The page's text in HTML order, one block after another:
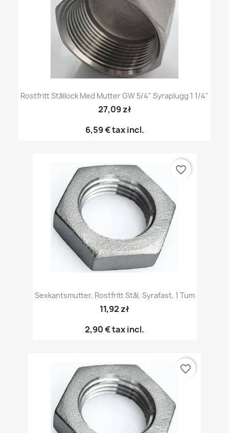
Rostfritt Stållock Med Mutter GW 5/4" Syraplugg 1 1/4"
27,09 zł
6,59 €tax incl.
Sexkantsmutter, Rostfritt Stål, Syrafast, 1 Tum
11,92 zł
2,90 €tax incl.
favorite_border
favorite_border